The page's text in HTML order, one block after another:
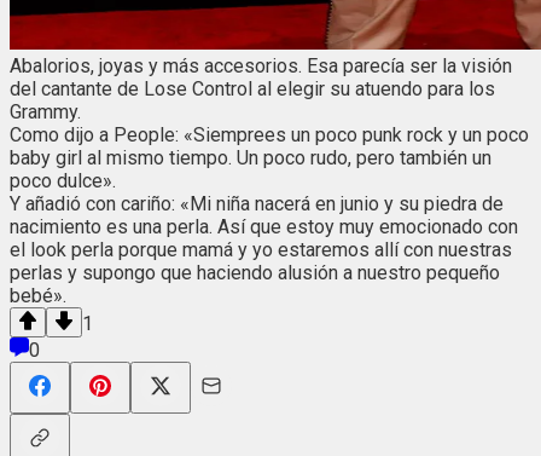
Abalorios, joyas y más accesorios. Esa parecía ser la visión
del cantante de Lose Control al elegir su atuendo para los
Grammy.
Como dijo a People: «Siemprees un poco punk rock y un poco
baby girl al mismo tiempo. Un poco rudo, pero también un
poco dulce».
Y añadió con cariño: «Mi niña nacerá en junio y su piedra de
nacimiento es una perla. Así que estoy muy emocionado con
el look perla porque mamá y yo estaremos allí con nuestras
perlas y supongo que haciendo alusión a nuestro pequeño
bebé».
1
0